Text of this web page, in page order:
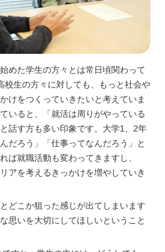
めた学生の方々とは常日頃関わって
校生の方々に対しても、もっと社会や
けをつくっていきたいと考えていま
いると、「就活は周りがやっている
話す方も多い印象です。大学1、2年
だろう」「仕事ってなんだろう」と
ば就職活動も変わってきますし、
アを考えるきっかけを増やしていき
どこか狙った感じが出てしまいます
思いを大切にしてほしいということ